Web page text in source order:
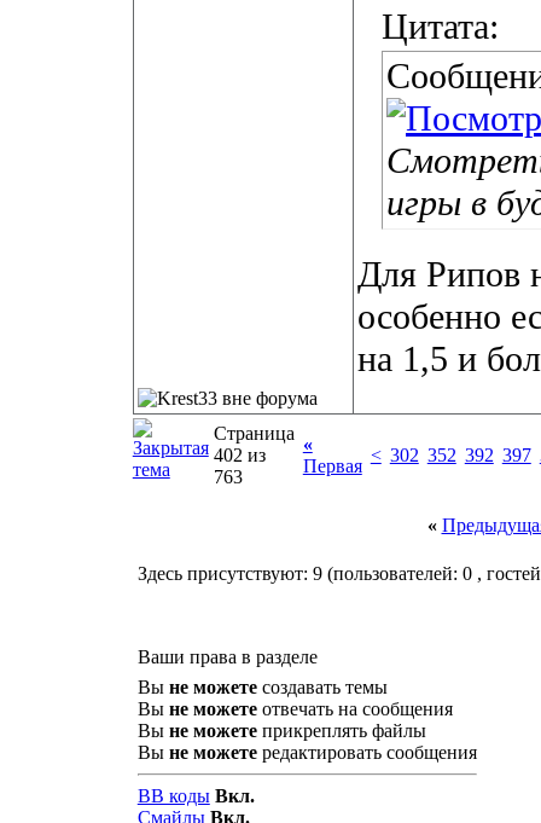
Цитата:
игры в
Для Рипов
особенно
на 1,5 и
Страница
402 из
763
«
Первая
< 302 352 392 397
«
Здесь присутствуют: 9 (пользователей: 0 ,
Ваши права в разделе
Вы не можетесоздавать темы
Вы не можетеотвечать на сообщения
Вы не можетеприкреплять файлы
Вы не можетередактировать сообщения
BB коды Вкл.
Смайлы Вкл.